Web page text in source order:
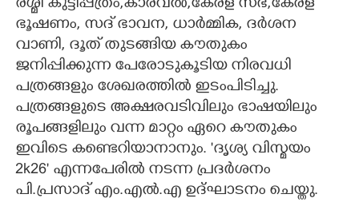
രശ്മി കുട്ടിപ്പത്രം,കാരവൽ,കേരള സഭ,കേരള
ഭൂഷണം, സദ് ഭാവന, ധാർമ്മിക, ദർശന
വാണി, ദൂത് തുടങ്ങിയ കൗതുകം
ജനിപ്പിക്കുന്ന പേരോടുകൂടിയ നിരവധി
പത്രങ്ങളും ശേഖരത്തിൽ ഇടംപിടിച്ചു.
പത്രങ്ങളുടെ അക്ഷരവടിവിലും ഭാഷയിലും
രൂപങ്ങളിലും വന്ന മാറ്റം ഏറെ കൗതുകം
ഇവിടെ കണ്ടെറിയാനാനും. 'ദൃശ്യ വിസ്മയം
2k26' എന്നപേരിൽ നടന്ന പ്രദർശനം
പി.പ്രസാദ് എം.എൽ.എ ഉദ്ഘാടനം ചെയ്തു.